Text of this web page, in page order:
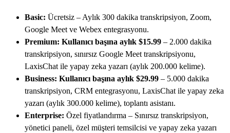
Basic: Ücretsiz – Aylık 300 dakika transkripsiyon, Zoom,
Google Meet ve Webex entegrasyonu.
Premium: Kullanıcı başına aylık $15.99 – 2.000 dakika
transkripsiyon, sınırsız Google Meet transkripsiyonu,
LaxisChat ile yapay zeka yazarı (aylık 200.000 kelime).
Business: Kullanıcı başına aylık $29.99 – 5.000 dakika
transkripsiyon, CRM entegrasyonu, LaxisChat ile yapay zeka
yazarı (aylık 300.000 kelime), toplantı asistanı.
Enterprise: Özel fiyatlandırma – Sınırsız transkripsiyon,
yönetici paneli, özel müşteri temsilcisi ve yapay zeka yazarı